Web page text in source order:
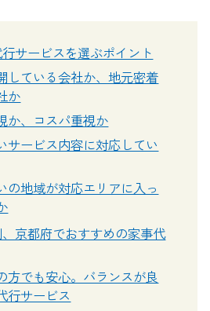
サービスを選ぶポイント
している会社か、地元密着
か
か、コスパ重視か
サービス内容に対応してい
の地域が対応エリアに入っ
京都府でおすすめの家事代
方でも安心。バランスが良
行サービス